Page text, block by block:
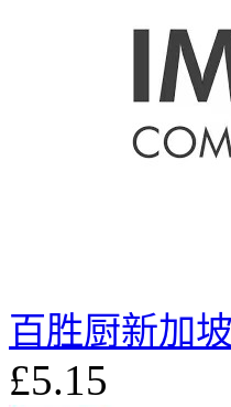
百胜厨新加
£5.15